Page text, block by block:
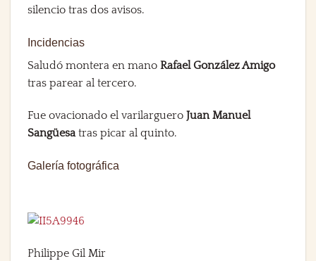
silencio tras dos avisos.
Incidencias
Saludó montera en mano Rafael González Amigo
tras parear al tercero.
Fue ovacionado el varilarguero Juan Manuel
Sangüesatras picar al quinto.
Galería fotográfica
Philippe Gil Mir